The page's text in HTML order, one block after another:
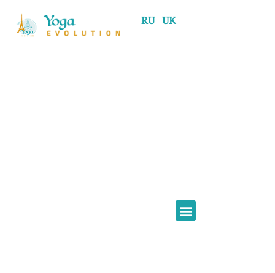
RU UK